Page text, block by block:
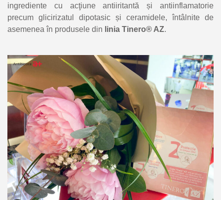
ingrediente cu acţiune antiiritantă și antiinflamatorie
precum glicirizatul dipotasic și ceramidele, întâlnite de
asemenea în produsele din linia Tinero® AZ.